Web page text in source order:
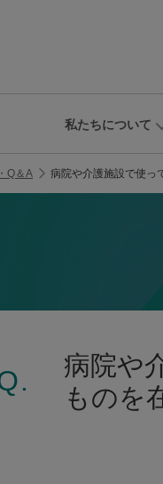
私たちについて
Q＆A 病院や介護施設で使っ
病院や
ものを